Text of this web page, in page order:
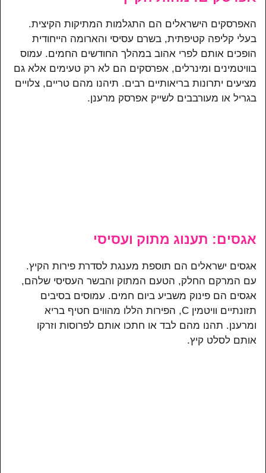
האפרסקים הישראלים הם התגלמות המתיקות הקיצית.
בעלי קליפה קטיפתית, בשרם עסיסי והארומה הייחודית
הופכים אותם לפרי אהוב במהלך החודשים החמים. עמוס
בוויטמינים ומינרלים, אפרסקים הם לא רק טעימים אלא גם
מציעים יתרונות בריאותיים רבים. תיהנו מהם טריים, צלויים
בגריל או מעורבבים לשייק אפרסק מרענן.
אגסים: תענוג מתוק ועסיסי
אגסים ישראלים הם תוספת מענגת לסדרת פירות הקיץ.
עם המרקם החלק, הטעם המתוק והבשר העסיסי שלהם,
אגסים הם פינוק משביע ביום חמים. עמוסים בסיבים
תזונתיים וויטמין C, הפירות הללו מהווים חטיף בריא
ומרענן. תהנו מהם לבד או חתכו אותם לפרוסות וזרקו
אותם לסלט קיץ.